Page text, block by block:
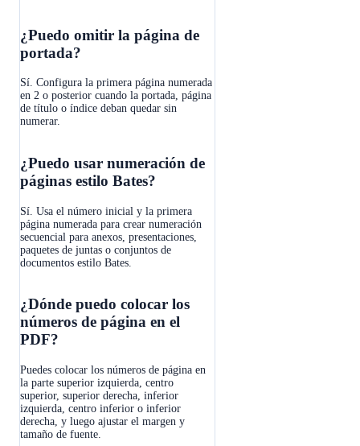
¿Puedo omitir la página de
portada?
Sí. Configura la primera página numerada
en 2 o posterior cuando la portada, página
de título o índice deban quedar sin
numerar.
¿Puedo usar numeración de
páginas estilo Bates?
Sí. Usa el número inicial y la primera
página numerada para crear numeración
secuencial para anexos, presentaciones,
paquetes de juntas o conjuntos de
documentos estilo Bates.
¿Dónde puedo colocar los
números de página en el
PDF?
Puedes colocar los números de página en
la parte superior izquierda, centro
superior, superior derecha, inferior
izquierda, centro inferior o inferior
derecha, y luego ajustar el margen y
tamaño de fuente.